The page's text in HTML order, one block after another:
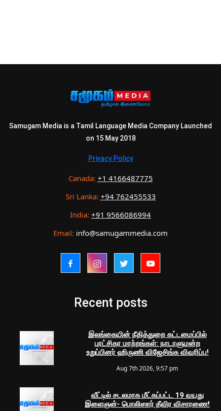
Samugam Media is a Tamil Language Media Company Launched
on 15 May 2018
Privacy Policy
Canada: +1 4166487775
Sri Lanka: +94 762455533
India: +91 9566086994
Email: info@samugammedia.com
Recent posts
இலங்கையின் நீதித்துறை கட்டமைப்பில்
புரட்சிகர மாற்றங்கள்: நாடாளுமன்ற
உறுப்பினர் ஹிருணி விஜேசிங்க விவரிப்பு!
Aug 7th 2026, 9:57 pm
வீட்டில் சடலமாக மீட்கப்பட்ட 19 வயது
இளைஞன்- பொலிஸார் தீவிர விசாரணை!